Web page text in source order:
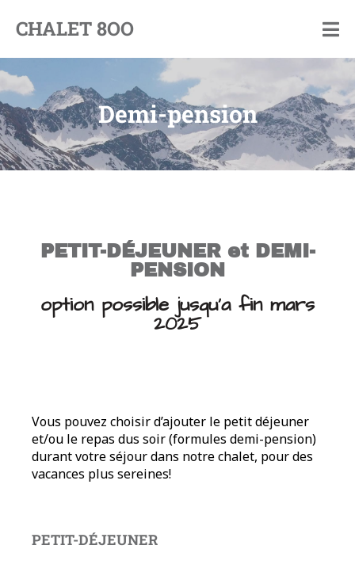
CHALET 8OO
By
Pim
and
Jorinde
Demi-pension
PETIT-DÉJEUNER et DEMI-
PENSION
option possible jusqu'a fin mars
2025
Vous pouvez choisir d’ajouter le petit déjeuner
et/ou le repas dus soir (formules demi-pension)
durant votre séjour dans notre chalet, pour des
vacances plus sereines!
PETIT-DÉJEUNER